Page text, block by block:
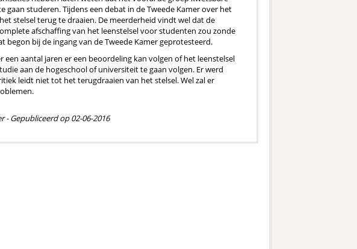
studeren. Tijdens een debat in de Tweede Kamer over het
stelsel terug te draaien. De meerderheid vindt wel dat de
afschaffing van het leenstelsel voor studenten zou zonde
bij de ingang van de Tweede Kamer geprotesteerd.
aantal jaren er een beoordeling kan volgen of het leenstelsel
aan de hogeschool of universiteit te gaan volgen. Er werd
leidt niet tot het terugdraaien van het stelsel. Wel zal er
- Gepubliceerd op 02-06-2016